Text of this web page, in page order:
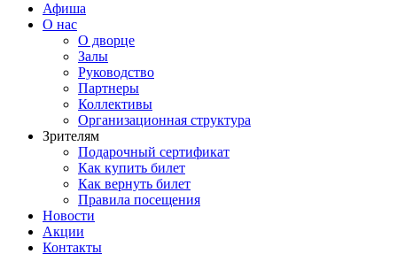
Афиша
О нас
О дворце
Залы
Руководство
Партнеры
Коллективы
Организационная структура
Зрителям
Подарочный сертификат
Как купить билет
Как вернуть билет
Правила посещения
Новости
Акции
Контакты